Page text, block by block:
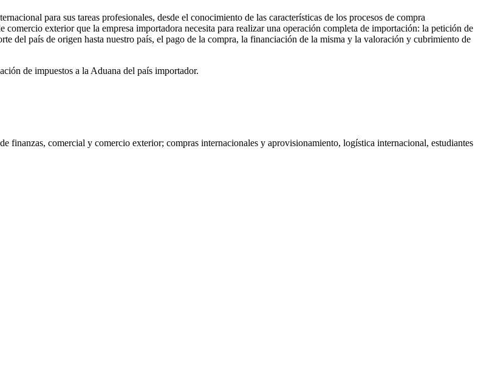
para sus tareas profesionales, desde el conocimiento de las características de los procesos de compra
exterior que la empresa importadora necesita para realizar una operación completa de importación: la petición de
del país de origen hasta nuestro país, el pago de la compra, la financiación de la misma y la valoración y cubrimiento de
de impuestos a la Aduana del país importador.
finanzas, comercial y comercio exterior; compras internacionales y aprovisionamiento, logística internacional, estudiantes